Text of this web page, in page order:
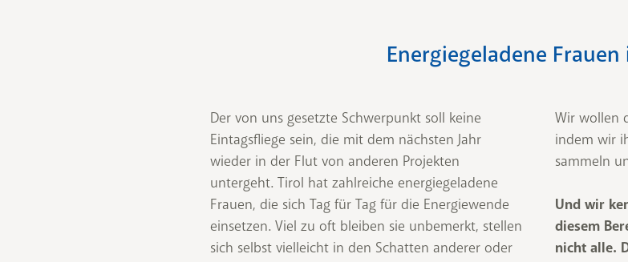
Energiegeladene Frauen
Der von uns gesetzte Schwerpunkt soll keine
Eintagsfliege sein, die mit dem nächsten Jahr
wieder in der Flut von anderen Projekten
untergeht. Tirol hat zahlreiche energiegeladene
Frauen, die sich Tag für Tag für die Energiewende
einsetzen. Viel zu oft bleiben sie unbemerkt, stellen
sich selbst vielleicht in den Schatten anderer oder
Wir wollen
indem wir
sammeln
Und wir
diesem
nicht alle.